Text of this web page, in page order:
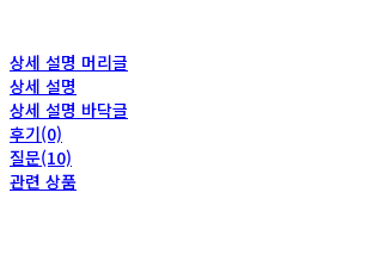
상세 설명 머리글
상세 설명
상세 설명 바닥글
후기(0)
질문(10)
관련 상품